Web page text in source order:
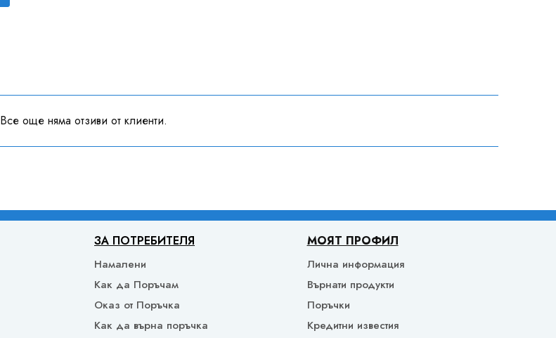
Все още няма отзиви от клиенти.
ЗА ПОТРЕБИТЕЛЯ
Намалени
Как да Поръчам
Оказ от Поръчка
Как да върна поръчка
МОЯТ ПРОФИЛ
Лична информация
Върнати продукти
Поръчки
Кредитни известия